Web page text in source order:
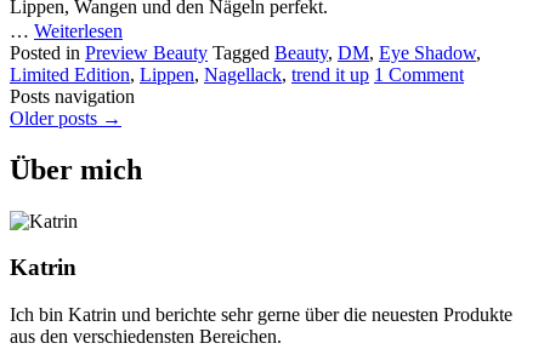
Lippen, Wangen und den Nägeln perfekt.
… Weiterlesen
Posted in Preview Beauty Tagged Beauty, DM, Eye Shadow,
Limited Edition, Lippen, Nagellack, trend it up 1 Comment
Posts navigation
Older posts →
Über mich
Katrin
Ich bin Katrin und berichte sehr gerne über die neuesten Produkte
aus den verschiedensten Bereichen.